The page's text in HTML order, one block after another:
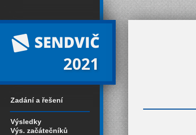
2021
Zadání a řešení
Výsledky
Výs. začátečníků